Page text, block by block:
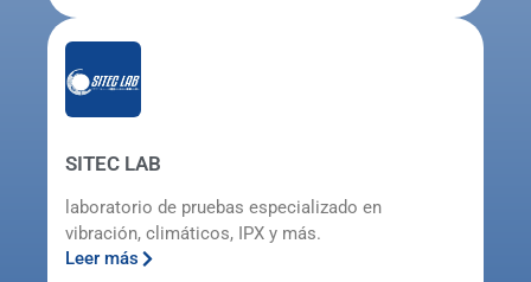
SITEC LAB
laboratorio de pruebas especializado en
vibración, climáticos, IPX y más.
Leer más